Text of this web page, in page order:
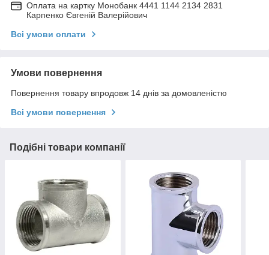
Оплата на картку Монобанк 4441 1144 2134 2831
Карпенко Євгеній Валерійович
Всі умови оплати
Умови повернення
Повернення товару впродовж 14 днів за домовленістю
Всі умови повернення
Подібні товари компанії